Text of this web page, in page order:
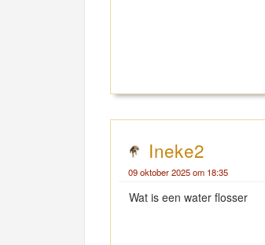
Ineke2
09 oktober 2025 om 18:35
Wat is een water flosser